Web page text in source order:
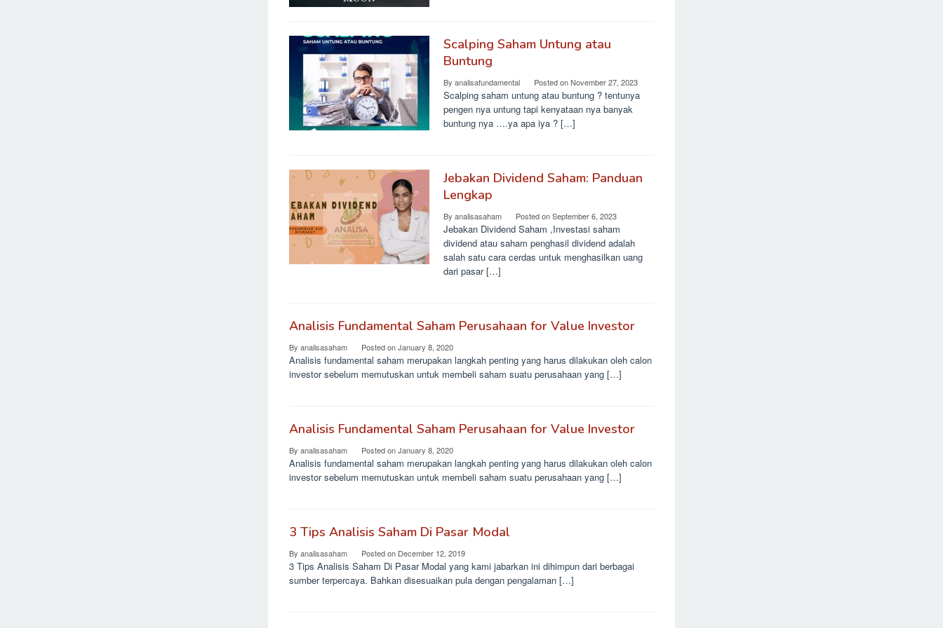
Scalping Saham Untung atau
Buntung
By analisafundamental Posted onNovember 27, 2023
Scalping saham untung atau buntung ? tentunya
pengen nya untung tapi kenyataan nya banyak
buntung nya ….ya apa iya ? […]
Jebakan Dividend Saham: Panduan
Lengkap
By analisasaham Posted onSeptember 6, 2023
Jebakan Dividend Saham ,Investasi saham
dividend atau saham penghasil dividend adalah
salah satu cara cerdas untuk menghasilkan uang
dari pasar […]
Analisis Fundamental Saham Perusahaan for Value Investor
By analisasaham Posted onJanuary 8, 2020
Analisis fundamental saham merupakan langkah penting yang harus dilakukan oleh calon
investor sebelum memutuskan untuk membeli saham suatu perusahaan yang […]
Analisis Fundamental Saham Perusahaan for Value Investor
By analisasaham Posted onJanuary 8, 2020
Analisis fundamental saham merupakan langkah penting yang harus dilakukan oleh calon
investor sebelum memutuskan untuk membeli saham suatu perusahaan yang […]
3 Tips Analisis Saham Di Pasar Modal
By analisasaham Posted on December 12, 2019
3 Tips Analisis Saham Di Pasar Modal yang kami jabarkan ini dihimpun dari berbagai
sumber terpercaya. Bahkan disesuaikan pula dengan pengalaman […]